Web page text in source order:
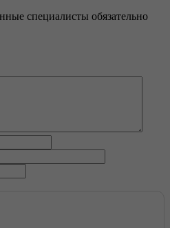
специалисты обязательно